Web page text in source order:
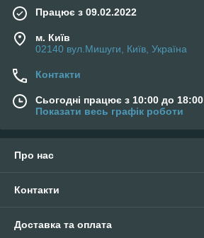
Працює з 09.02.2022
м. Київ
02140 вул.Мишуги, Київ, Україна
Контакти
Сьогодні працює з 10:00 до 18:00
Показати весь графік роботи
Про нас
Контакти
Доставка та оплата